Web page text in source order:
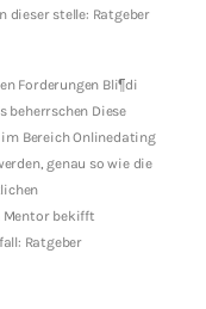
dieser stelle: Ratgeber
Forderungen Bli¶di
beherrschen Diese
Bereich Onlinedating
genau so wie die
Mentor bekifft
Ratgeber